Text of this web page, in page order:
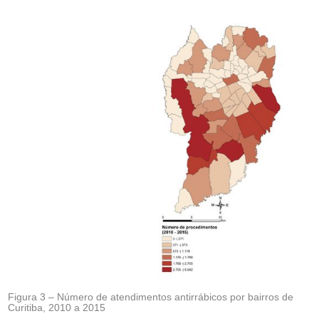
Figura 3 – Número de atendimentos antirrábicos por bairros de
Curitiba, 2010 a 2015